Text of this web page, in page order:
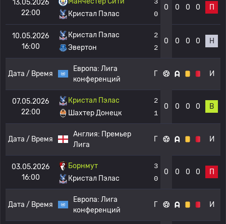
13.05.2026
22:00
Кристал Пэлас
0
0 0 0 0 П
10.05.2026
16:00
Кристал Пэлас
Эвертон
2
2
0 0 0 0 Н
Дата / Время
Европа: Лига
конференций
Г И
07.05.2026
22:00
Кристал Пэлас
Шахтер Донецк
2
1
0 0 0 0 В
Дата / Время
Англия: Премьер
Лига
Г И
03.05.2026
16:00
Борнмут
Кристал Пэлас
3
0
0 0 0 0 П
Дата / Время
Европа: Лига
конференций
Г И